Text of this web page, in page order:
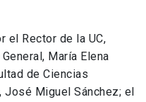
el Rector de la UC,
María Elena
de Ciencias
José Miguel Sánchez; el